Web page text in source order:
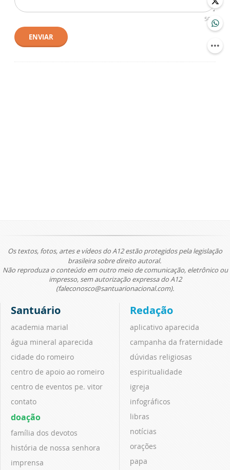
500
ENVIAR
Os textos, fotos, artes e vídeos do A12 estão protegidos pela legislação
brasileira sobre direito autoral.
Não reproduza o conteúdo em outro meio de comunicação, eletrônico ou
impresso, sem autorização expressa do A12
(faleconosco@santuarionacional.com).
Santuário
academia marial
água mineral aparecida
cidade do romeiro
centro de apoio ao romeiro
centro de eventos pe. vitor
contato
doação
família dos devotos
história de nossa senhora
imprensa
Redação
aplicativo aparecida
campanha da fraternidade
dúvidas religiosas
espiritualidade
igreja
infográficos
libras
notícias
orações
papa